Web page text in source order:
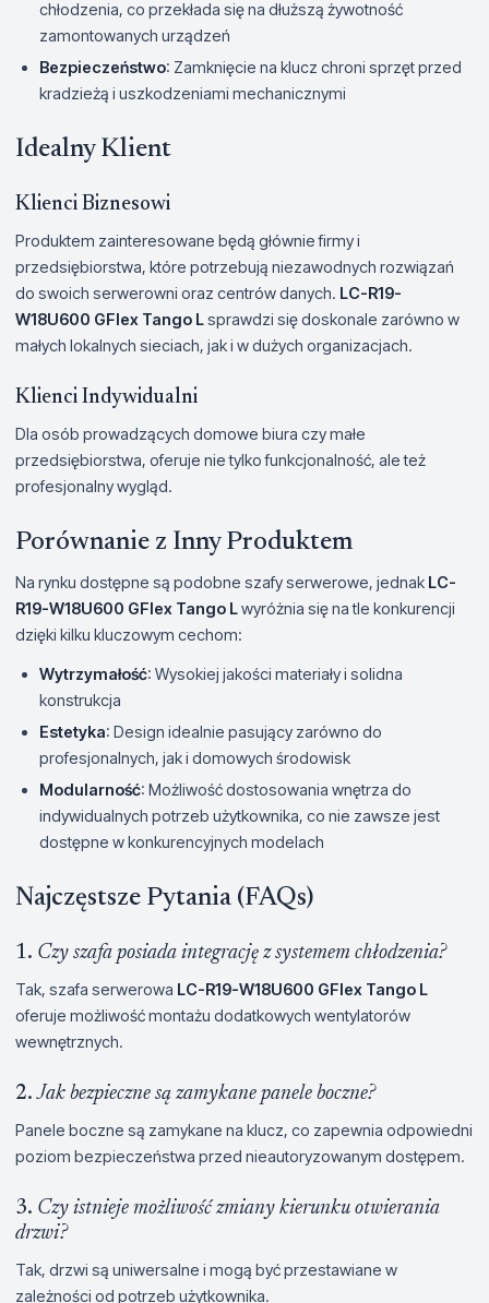
chłodzenia, co przekłada się na dłuższą żywotność
zamontowanych urządzeń
Bezpieczeństwo: Zamknięcie na klucz chroni sprzęt przed
kradzieżą i uszkodzeniami mechanicznymi
Idealny Klient
Klienci Biznesowi
Produktem zainteresowane będą głównie firmy i
przedsiębiorstwa, które potrzebują niezawodnych rozwiązań
do swoich serwerowni oraz centrów danych. LC-R19-
W18U600 GFlex Tango Lsprawdzi się doskonale zarówno w
małych lokalnych sieciach, jak i w dużych organizacjach.
Klienci Indywidualni
Dla osób prowadzących domowe biura czy małe
przedsiębiorstwa, oferuje nie tylko funkcjonalność, ale też
profesjonalny wygląd.
Porównanie z Inny Produktem
Na rynku dostępne są podobne szafy serwerowe, jednak LC-
R19-W18U600 GFlex Tango Lwyróżnia się na tle konkurencji
dzięki kilku kluczowym cechom:
Wytrzymałość: Wysokiej jakości materiały i solidna
konstrukcja
Estetyka: Design idealnie pasujący zarówno do
profesjonalnych, jak i domowych środowisk
Modularność: Możliwość dostosowania wnętrza do
indywidualnych potrzeb użytkownika, co nie zawsze jest
dostępne w konkurencyjnych modelach
Najczęstsze Pytania (FAQs)
1. Czy szafa posiada integrację z systemem chłodzenia?
Tak, szafa serwerowa LC-R19-W18U600 GFlex Tango L
oferuje możliwość montażu dodatkowych wentylatorów
wewnętrznych.
2.Jak bezpieczne są zamykane panele boczne?
Panele boczne są zamykane na klucz, co zapewnia odpowiedni
poziom bezpieczeństwa przed nieautoryzowanym dostępem.
3. Czy istnieje możliwość zmiany kierunku otwierania
drzwi?
Tak, drzwi są uniwersalne i mogą być przestawiane w
zależności od potrzeb użytkownika.